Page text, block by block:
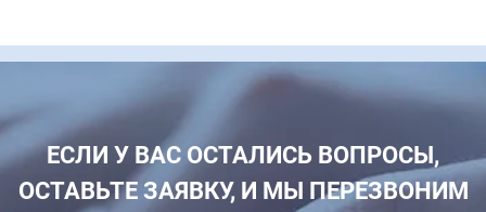
ЕСЛИ У ВАС ОСТАЛИСЬ ВОПРОСЫ,
ОСТАВЬТЕ ЗАЯВКУ, И МЫ ПЕРЕЗВОНИМ